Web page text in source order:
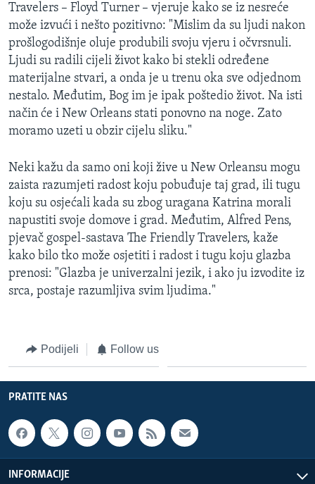
Travelers – Floyd Turner – vjeruje kako se iz nesreće
može izvući i nešto pozitivno: "Mislim da su ljudi nakon
prošlogodišnje oluje produbili svoju vjeru i očvrsnuli.
Ljudi su radili cijeli život kako bi stekli određene
materijalne stvari, a onda je u trenu oka sve odjednom
nestalo. Međutim, Bog im je ipak poštedio život. Na isti
način će i New Orleans stati ponovno na noge. Zato
moramo uzeti u obzir cijelu sliku."
Neki kažu da samo oni koji žive u New Orleansu mogu
zaista razumjeti radost koju pobuđuje taj grad, ili tugu
koju su osjećali kada su zbog uragana Katrina morali
napustiti svoje domove i grad. Međutim, Alfred Pens,
pjevač gospel-sastava The Friendly Travelers, kaže
kako bilo tko može osjetiti i radost i tugu koju glazba
prenosi: "Glazba je univerzalni jezik, i ako ju izvodite iz
srca, postaje razumljiva svim ljudima."
Podijeli Follow us
PRATITE NAS
INFORMACIJE